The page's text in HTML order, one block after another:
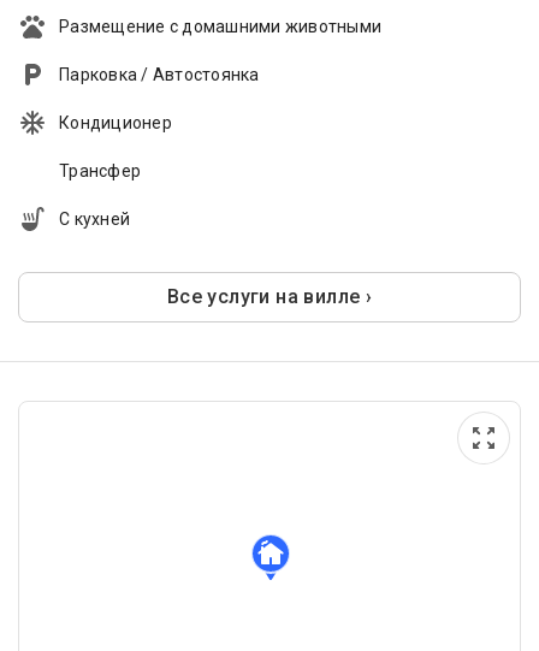
Размещение с домашними животными
Парковка / Автостоянка
Кондиционер
Трансфер
С кухней
Все услуги на вилле ›